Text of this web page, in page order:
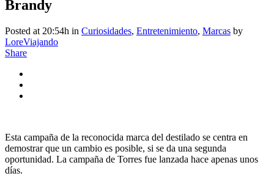
Brandy
Posted at 20:54h in Curiosidades, Entretenimiento, Marcas by
LoreViajando
Share
Esta campaña de la reconocida marca del destilado se centra en
demostrar que un cambio es posible, si se da una segunda
oportunidad. La campaña de Torres fue lanzada hace apenas unos
días.